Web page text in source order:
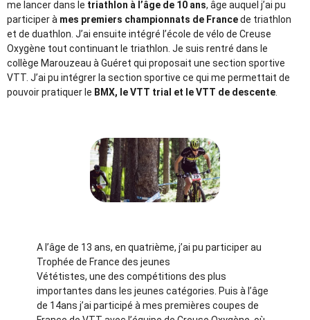
me lancer dans le triathlon à l’âge de 10 ans, âge auquel j’ai pu
participer à mes premiers championnats de Francede triathlon
et de duathlon. J’ai ensuite intégré l’école de vélo de Creuse
Oxygène tout continuant le triathlon. Je suis rentré dans le
collège Marouzeau à Guéret qui proposait une section sportive
VTT. J’ai pu intégrer la section sportive ce qui me permettait de
pouvoir pratiquer le BMX, le VTT trial et le VTT de descente.
A l’âge de 13 ans, en quatrième, j’ai pu participer au
Trophée de France des jeunes
Vététistes, une des compétitions des plus
importantes dans les jeunes catégories. Puis à l’âge
de 14ans j’ai participé à mes premières coupes de